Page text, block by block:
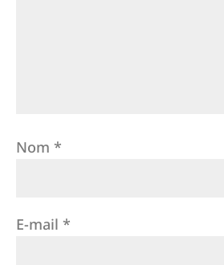
Nom *
E-mail *